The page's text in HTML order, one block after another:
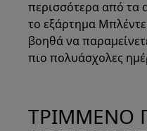
περισσότερα από τα
το εξάρτημα
βοηθά να
πιο πολυάσχολες
ΤΡΙΜΜΕΝΟ